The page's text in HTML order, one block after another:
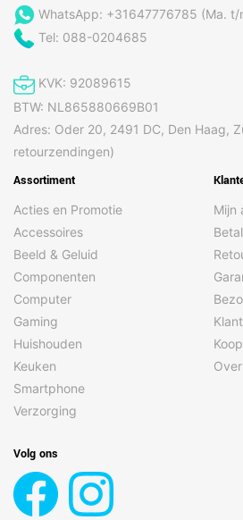
WhatsApp: +31647776785 (Ma.
Tel: 088-0204685
KVK: 92089615
BTW: NL865880669B01
Adres: Oder 20, 2491 DC, Den Haag,
retourzendingen)
Assortiment
Acties en Promotie
Accessoires
Beeld & Geluid
Componenten
Computer
Gaming
Huishouden
Keuken
Smartphone
Verzorging
Mijn
Volg ons